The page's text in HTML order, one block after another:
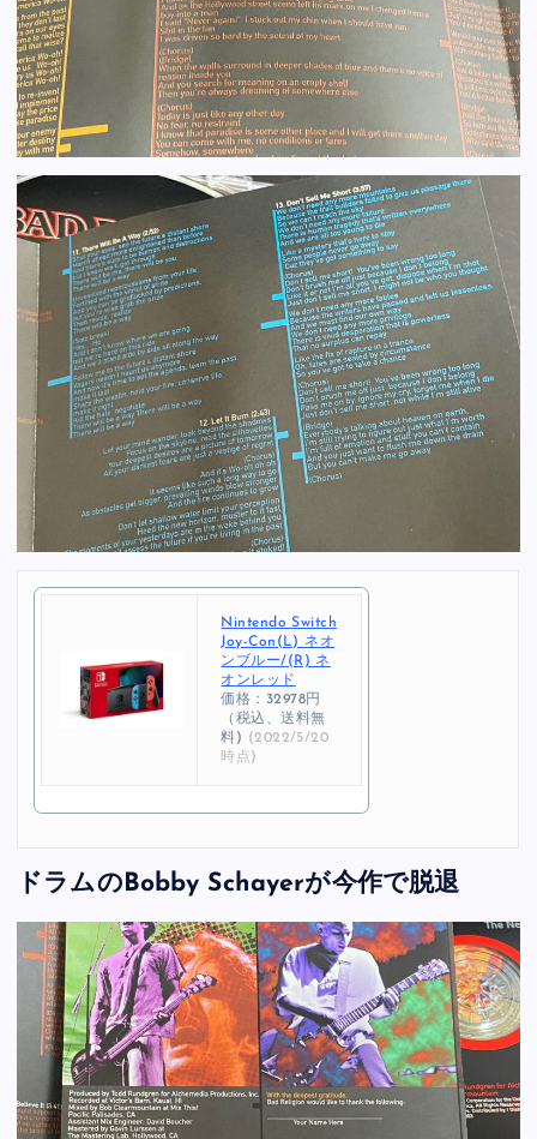
Nintendo Switch
Joy-Con(L) ネオ
ンブルー/(R) ネ
オンレッド
価格：32978円
（税込、送料無
料) (2022/5/20
時点)
ドラムのBobby Schayerが今作で脱退